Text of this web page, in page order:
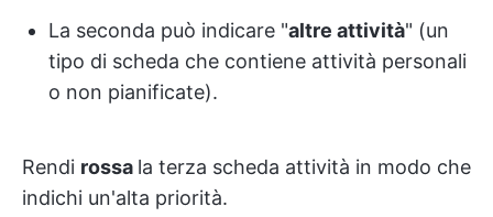
La seconda può indicare "altre attività" (un
tipo di scheda che contiene attività personali
o non pianificate).
Rendi rossa la terza scheda attività in modo che
indichi un'alta priorità.